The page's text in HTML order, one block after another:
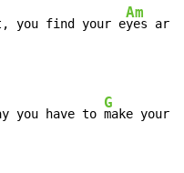
you find your e
Am
yes are
you have to
G
make your